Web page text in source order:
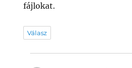
fájlokat.
Válasz